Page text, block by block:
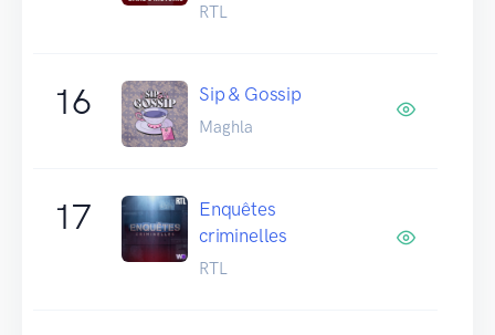
RTL
16 Sip & Gossip
Maghla
17
Enquêtes
criminelles
RTL